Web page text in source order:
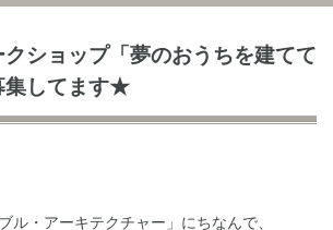
ショップ「夢のおうちを建てて
集してます★
ル・アーキテクチャー」にちなんで、